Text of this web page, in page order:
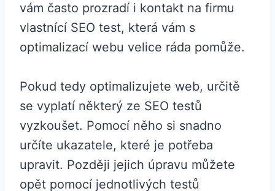
vám často prozradí i kontakt na firmu
vlastnící SEO test, která vám s
optimalizací webu velice ráda pomůže.
Pokud tedy optimalizujete web, určitě
se vyplatí některý ze SEO testů
vyzkoušet. Pomocí něho si snadno
určíte ukazatele, které je potřeba
upravit. Později jejich úpravu můžete
opět pomocí jednotlivých testů